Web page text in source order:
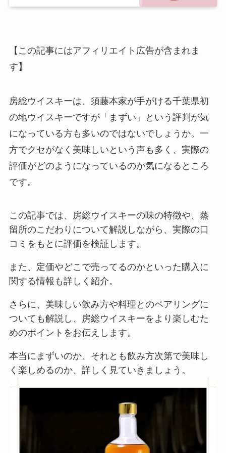
【この記事にはアフィリエイト広告が含まれま
す】
房総ウイスキーは、須藤本家が手がける千葉県初
の地ウイスキーですが「まずい」という評判が気
になっている方も多いのではないでしょうか。一
方でクセがなく美味しいという声も多く、実際の
評価がどのようになっているのか気になるところ
です。
この記事では、房総ウイスキーの味の特徴や、蒸
留所のこだわりについて解説しながら、実際の口
コミをもとに評価を検証します。
また、定価やどこで売ってるのかといった購入に
関する情報も詳しく紹介。
さらに、美味しい飲み方や料理とのペアリングに
ついても解説し、房総ウイスキーをより楽しむた
めのポイントをお伝えします。
本当にまずいのか、それとも飲み方次第で美味し
く楽しめるのか、詳しく見ていきましょう。